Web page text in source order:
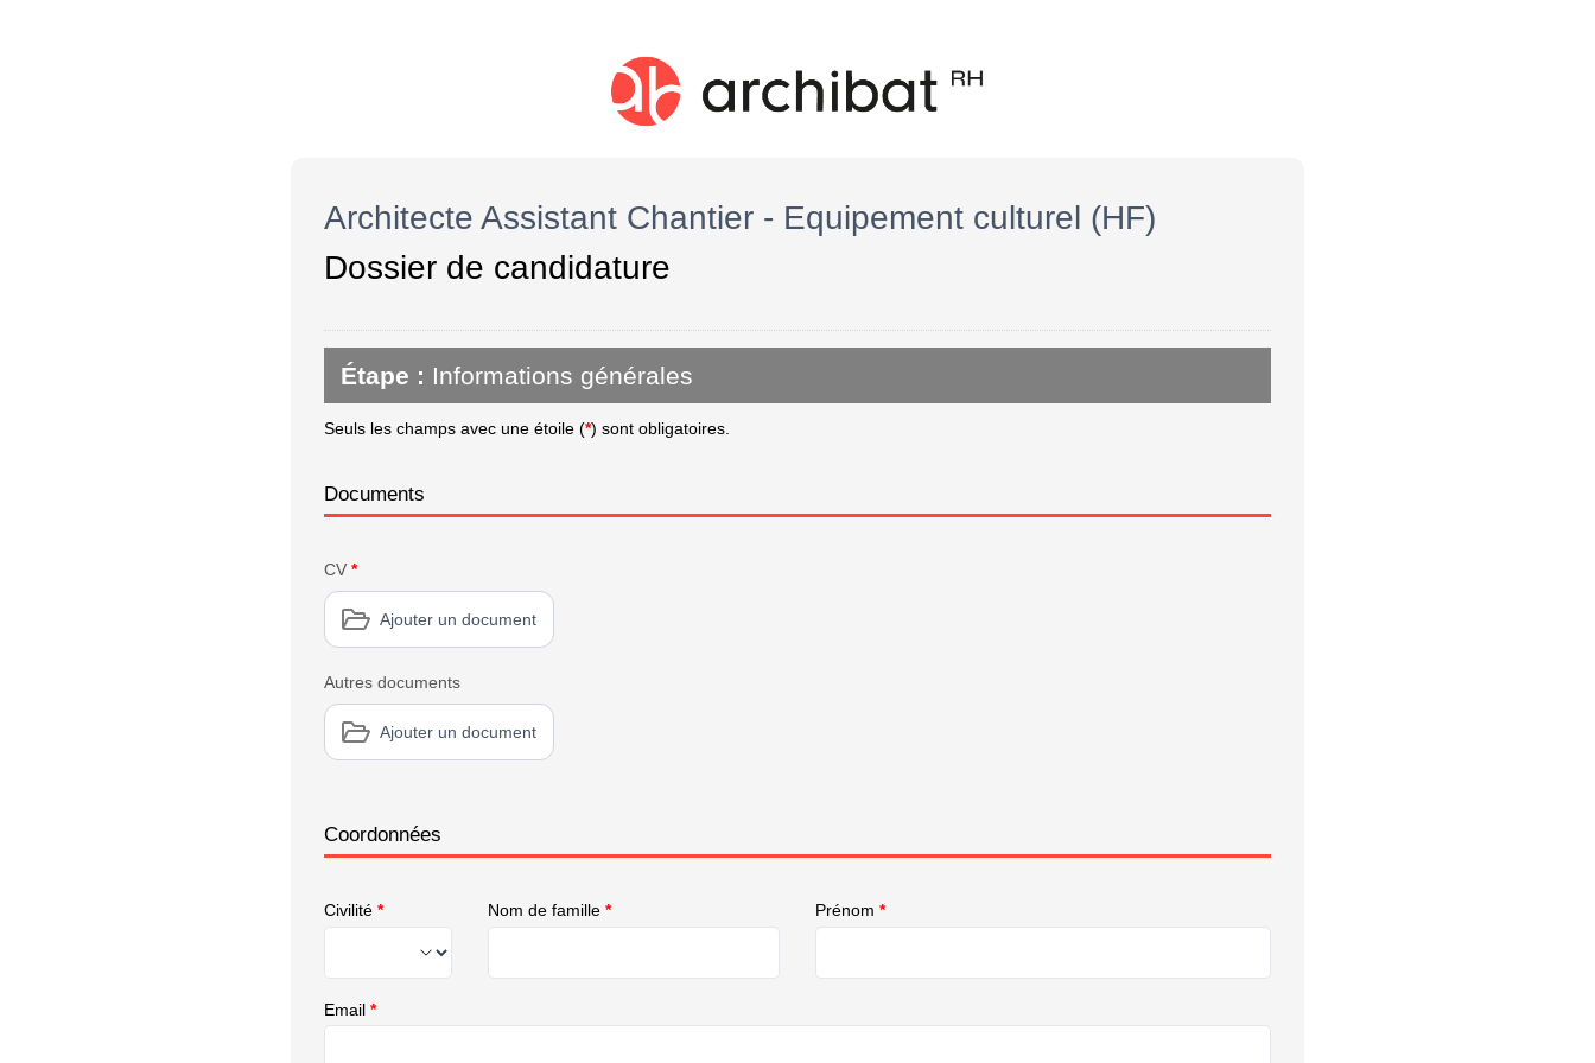
Architecte Assistant Chantier - Equipement culturel (HF)
Dossier de candidature
Étape : Informations générales
Seuls les champs avec une étoile (*) sont obligatoires.
Documents
CV *
Ajouter un document
Autres documents
Ajouter un document
Coordonnées
Civilité * Nom de famille * Prénom *
Email *